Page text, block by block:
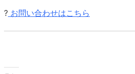
? お問い合わせはこちら